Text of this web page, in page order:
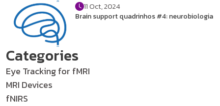
11 Oct, 2024
Brain support quadrinhos #4: neurobiologia
Categories
Eye Tracking for fMRI
MRI Devices
fNIRS